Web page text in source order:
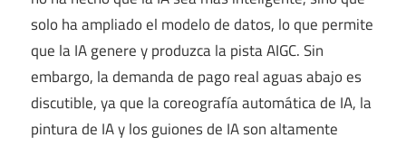
solo ha ampliado el modelo de datos, lo que permite
que la IA genere y produzca la pista AIGC. Sin
embargo, la demanda de pago real aguas abajo es
discutible, ya que la coreografía automática de IA, la
pintura de IA y los guiones de IA son altamente